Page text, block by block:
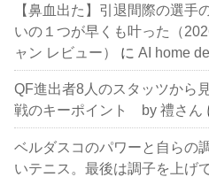
【鼻血出た】引退間際の選
いの１つが早くも叶った（
ャン レビュー）
にAI home
QF進出者8人のスタッツから
戦のキーポイント by 禮さん
ベルダスコのパワーと自らの
いテニス。最後は調子を上げ